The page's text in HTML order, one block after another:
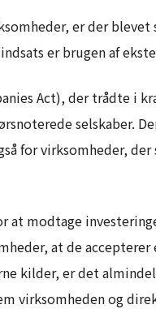
er der
er brugen af
Act), der trådte i
selskaber.
for virksomheder,
at modtage
at de
kilder, er det
virksomheden og